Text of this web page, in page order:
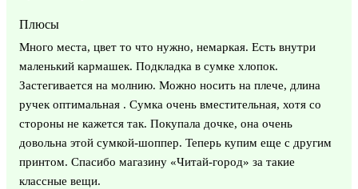
Плюсы
Много места, цвет то что нужно, немаркая. Есть внутри
маленький кармашек. Подкладка в сумке хлопок.
Застегивается на молнию. Можно носить на плече, длина
ручек оптимальная . Сумка очень вместительная, хотя со
стороны не кажется так. Покупала дочке, она очень
довольна этой сумкой-шоппер. Теперь купим еще с другим
принтом. Спасибо магазину «Читай-город» за такие
классные вещи.